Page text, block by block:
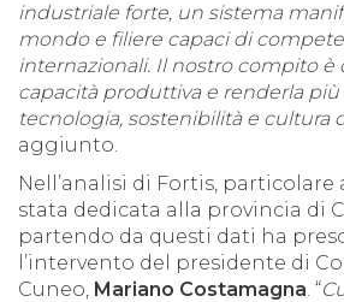
industriale forte, un sistema
mondo e filiere capaci di
internazionali. Il nostro compito è
capacità produttiva e renderla
tecnologia, sostenibilità e cultura
aggiunto.
Nell’analisi di Fortis, particolare
stata dedicata alla provincia di
partendo da questi dati ha
l’intervento del presidente di
Cuneo, Mariano Costamagna. “